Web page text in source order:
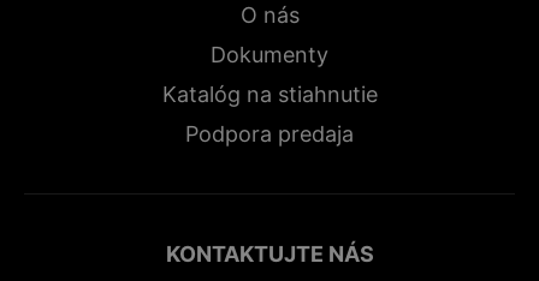
O nás
Dokumenty
Katalóg na stiahnutie
Podpora predaja
KONTAKTUJTE NÁS